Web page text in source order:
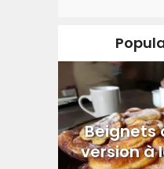
Beignets
version à